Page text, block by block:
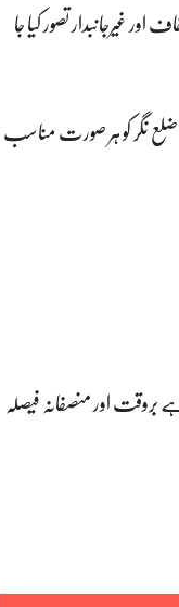
غیرجانبدار تصور کیا جا
ضلع نگر کو ہر صورت مناسب
اور منصفانہ فیصلہ